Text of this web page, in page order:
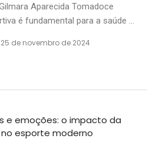
Aparecida Tomadoce
é fundamental para a saúde ...
25 de novembro de 2024
e emoções: o impacto da
esporte moderno